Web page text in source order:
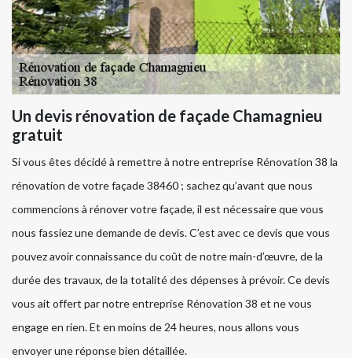
Un devis rénovation de façade Chamagnieu
gratuit
Si vous êtes décidé à remettre à notre entreprise Rénovation 38 la
rénovation de votre façade 38460 ; sachez qu’avant que nous
commencions à rénover votre façade, il est nécessaire que vous
nous fassiez une demande de devis. C’est avec ce devis que vous
pouvez avoir connaissance du coût de notre main-d’œuvre, de la
durée des travaux, de la totalité des dépenses à prévoir. Ce devis
vous ait offert par notre entreprise Rénovation 38 et ne vous
engage en rien. Et en moins de 24 heures, nous allons vous
envoyer une réponse bien détaillée.